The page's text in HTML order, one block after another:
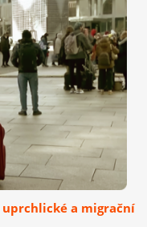
uprchlické a migrační